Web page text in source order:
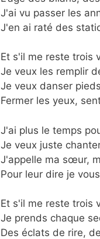
J'ai vu passer les
J'en ai raté des
Et s'il me reste trois
Je veux les remplir
Je veux danser
Fermer les yeux,
J'ai plus le temps
Je veux juste
J'appelle ma sœur,
Pour leur dire je
Et s'il me reste trois
Je prends chaque
Des éclats de rire,